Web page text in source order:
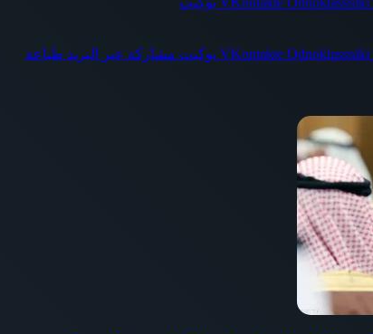
Odnoklassniki بوكيت مشاركة عبر البريد طباعة